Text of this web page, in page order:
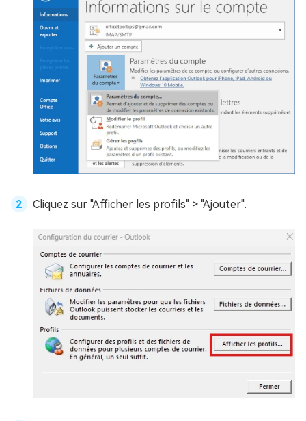
Cliquez sur "Afficher les profils" > "Ajouter".